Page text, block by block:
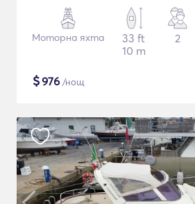
Моторна яхта
33 ft
10 m
2
$976 /нощ